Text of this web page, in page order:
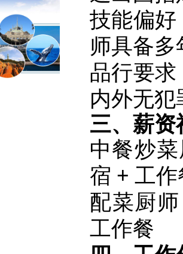
技能偏
师具备
品行要
内外无
三、薪资
中餐炒
宿 + 工
配菜厨
工作餐